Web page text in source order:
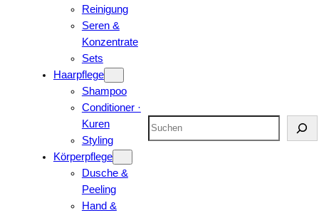
Reinigung
Seren &
Konzentrate
Sets
Haarpflege
Shampoo
Conditioner ·
Kuren
Styling
Körperpflege
Dusche &
Peeling
Hand &
Suchen